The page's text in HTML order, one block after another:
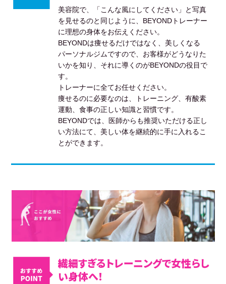
美容院で、「こんな風にしてください」と写真
を見せるのと同じように、BEYONDトレーナー
に理想の身体をお伝えください。
BEYONDは痩せるだけではなく、美しくなる
パーソナルジムですので、お客様がどうなりた
いかを知り、それに導くのがBEYONDの役目で
す。
トレーナーに全てお任せください。
痩せるのに必要なのは、トレーニング、有酸素
運動、食事の正しい知識と習慣です。
BEYONDでは、医師からも推奨いただける正し
い方法にて、美しい体を継続的に手に入れるこ
とができます。
繊細すぎるトレーニングで女性らし
い身体へ！